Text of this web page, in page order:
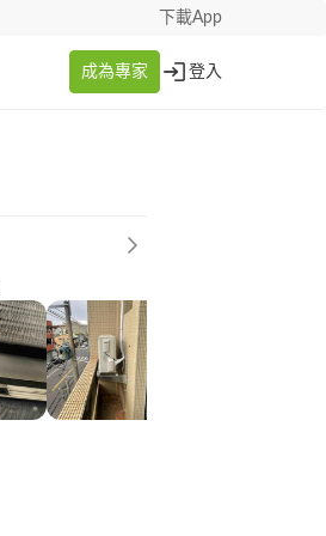
下載App
成為專家 登入